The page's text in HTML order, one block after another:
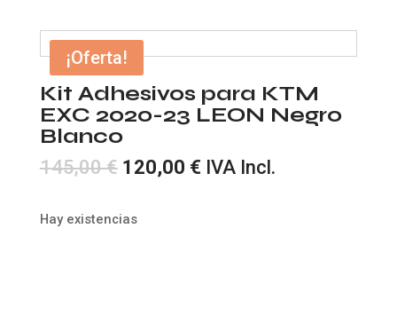
¡Oferta!
Kit Adhesivos para KTM
EXC 2020-23 LEON Negro
Blanco
145,00€ El
original
120,00 €ElIVA Incl.
Hay existencias